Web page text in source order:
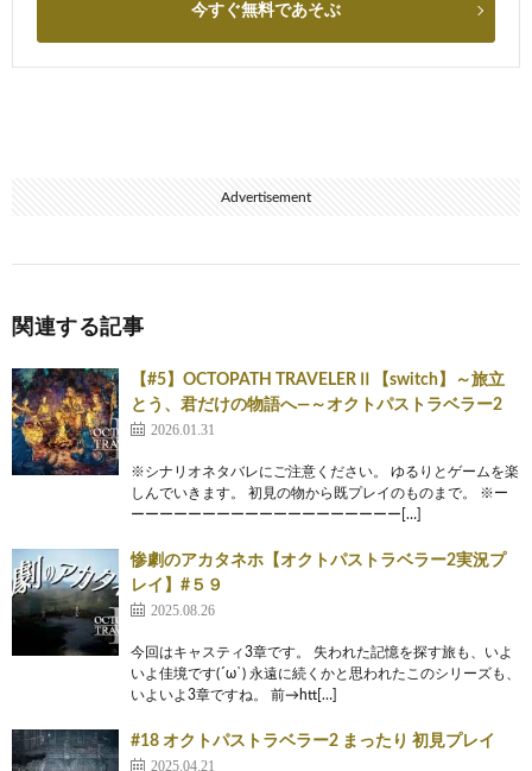
今すぐ無料であそぶ
Advertisement
関連する記事
【#5】OCTOPATH TRAVELERⅡ【switch】～旅立
とう、君だけの物語へ―～オクトパストラベラー2
2026.01.31
※シナリオネタバレにご注意ください。 ゆるりとゲームを楽
しんでいきます。 初見の物から既プレイのものまで。 ※ー
ーーーーーーーーーーーーーーーーーーー[…]
惨劇のアカタネホ【オクトパストラベラー2実況プ
レイ】#５９
2025.08.26
今回はキャスティ3章です。 失われた記憶を探す旅も、いよ
いよ佳境です(´ω`) 永遠に続くかと思われたこのシリーズも、
いよいよ3章ですね。 前→htt[…]
#18 オクトパストラベラー2 まったり 初見プレイ
2025.04.21